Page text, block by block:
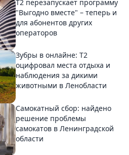
Т2 перезапускает программу
"Выгодно вместе" – теперь и
для абонентов других
операторов
Зубры в онлайне: Т2
оцифровал места отдыха и
наблюдения за дикими
животными в Ленобласти
Самокатный сбор: найдено
решение проблемы
самокатов в Ленинградской
области